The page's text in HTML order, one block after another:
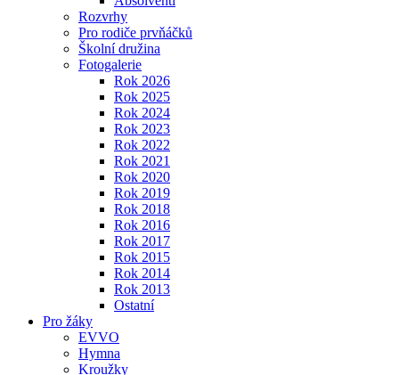
Rozvrhy
Pro rodiče prvňáčků
Školní družina
Fotogalerie
Rok 2026
Rok 2025
Rok 2024
Rok 2023
Rok 2022
Rok 2021
Rok 2020
Rok 2019
Rok 2018
Rok 2016
Rok 2017
Rok 2015
Rok 2014
Rok 2013
Ostatní
Pro žáky
EVVO
Hymna
Kroužky